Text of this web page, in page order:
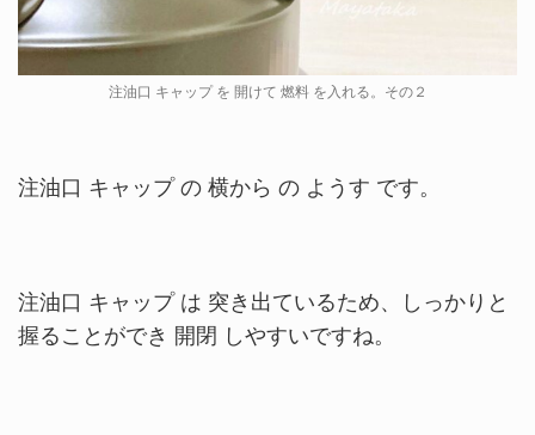
注油口 キャップ を 開けて 燃料 を入れる。その２
注油口 キャップ の 横から の ようす です。
注油口 キャップ は 突き出ているため、しっかりと
握ることができ 開閉 しやすいですね。